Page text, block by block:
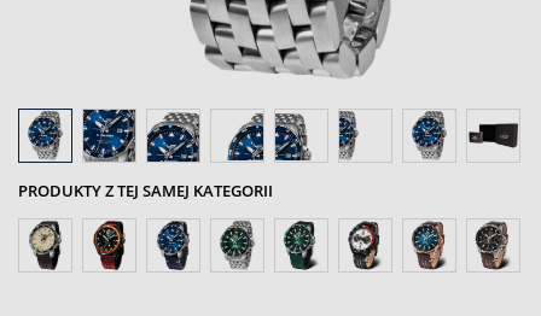
PRODUKTY Z TEJ SAMEJ KATEGORII